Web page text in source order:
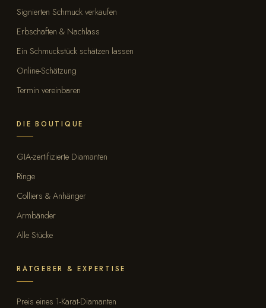
Signierten Schmuck verkaufen
Erbschaften & Nachlass
Ein Schmuckstück schätzen lassen
Online-Schätzung
Termin vereinbaren
DIE BOUTIQUE
GIA-zertifizierte Diamanten
Ringe
Colliers & Anhänger
Armbänder
Alle Stücke
RATGEBER & EXPERTISE
Preis eines 1-Karat-Diamanten